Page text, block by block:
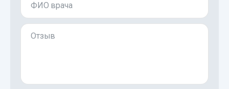
ФИО врача
Отзыв